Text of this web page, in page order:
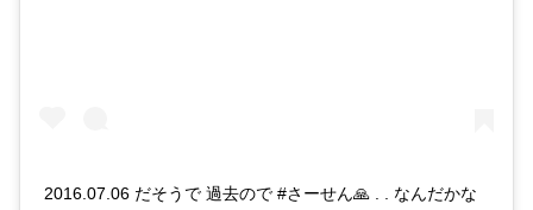
2016.07.06 だそうで 過去ので #さーせん🙏 . . なんだかな